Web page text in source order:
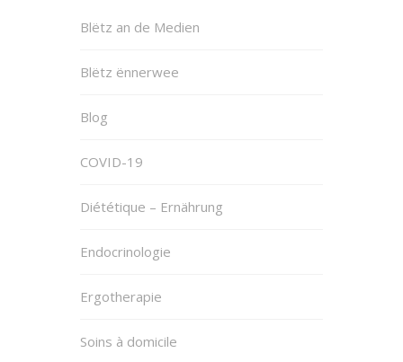
Blëtz an de Medien
Blëtz ënnerwee
Blog
COVID-19
Diététique – Ernährung
Endocrinologie
Ergotherapie
Soins à domicile